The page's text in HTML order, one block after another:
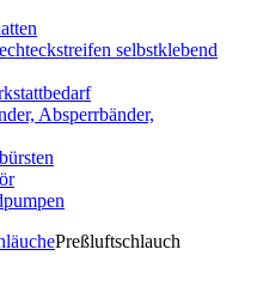
selbstklebend
Absperrbänder,
Preßluftschlauch